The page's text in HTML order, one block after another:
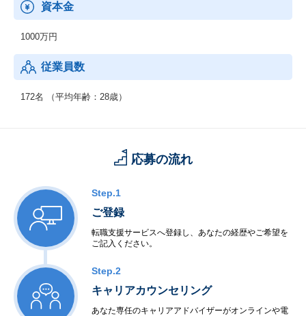
資本金
1000万円
従業員数
172名 （平均年齢：28歳）
応募の流れ
Step.1
ご登録
転職支援サービスへ登録し、あなたの経歴やご希望を
ご記入ください。
Step.2
キャリアカウンセリング
あなた専任のキャリアアドバイザーがオンラインや電